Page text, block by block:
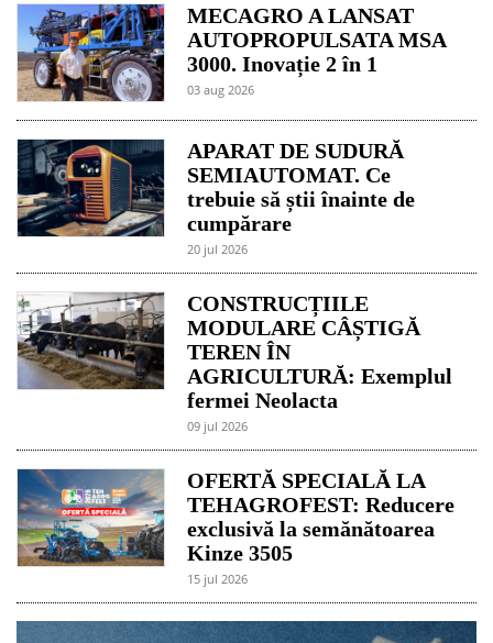
MECAGRO A LANSAT
AUTOPROPULSATA MSA
3000. Inovație 2 în 1
03 aug 2026
APARAT DE SUDURĂ
SEMIAUTOMAT. Ce
trebuie să știi înainte de
cumpărare
20 jul 2026
CONSTRUCȚIILE
MODULARE CÂȘTIGĂ
TEREN ÎN
AGRICULTURĂ: Exemplul
fermei Neolacta
09 jul 2026
OFERTĂ SPECIALĂ LA
TEHAGROFEST: Reducere
exclusivă la semănătoarea
Kinze 3505
15 jul 2026